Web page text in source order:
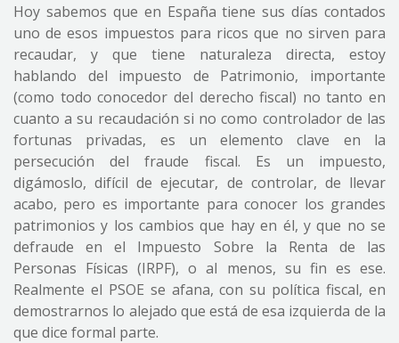
Hoy sabemos que en España tiene sus días contados
uno de esos impuestos para ricos que no sirven para
recaudar, y que tiene naturaleza directa, estoy
hablando del impuesto de Patrimonio, importante
(como todo conocedor del derecho fiscal) no tanto en
cuanto a su recaudación si no como controlador de las
fortunas privadas, es un elemento clave en la
persecución del fraude fiscal. Es un impuesto,
digámoslo, difícil de ejecutar, de controlar, de llevar
acabo, pero es importante para conocer los grandes
patrimonios y los cambios que hay en él, y que no se
defraude en el Impuesto Sobre la Renta de las
Personas Físicas (IRPF), o al menos, su fin es ese.
Realmente el PSOE se afana, con su política fiscal, en
demostrarnos lo alejado que está de esa izquierda de la
que dice formal parte.